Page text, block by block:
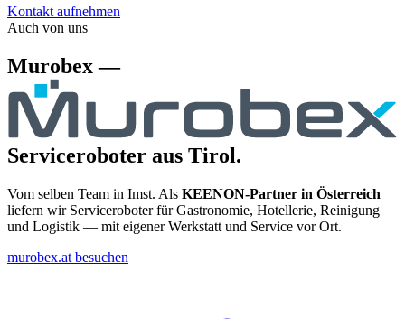
Kontakt aufnehmen
Auch von uns
Murobex —
Serviceroboter aus Tirol.
Vom selben Team in Imst. Als KEENON-Partner in Österreich
liefern wir Serviceroboter für Gastronomie, Hotellerie, Reinigung
und Logistik — mit eigener Werkstatt und Service vor Ort.
murobex.at besuchen